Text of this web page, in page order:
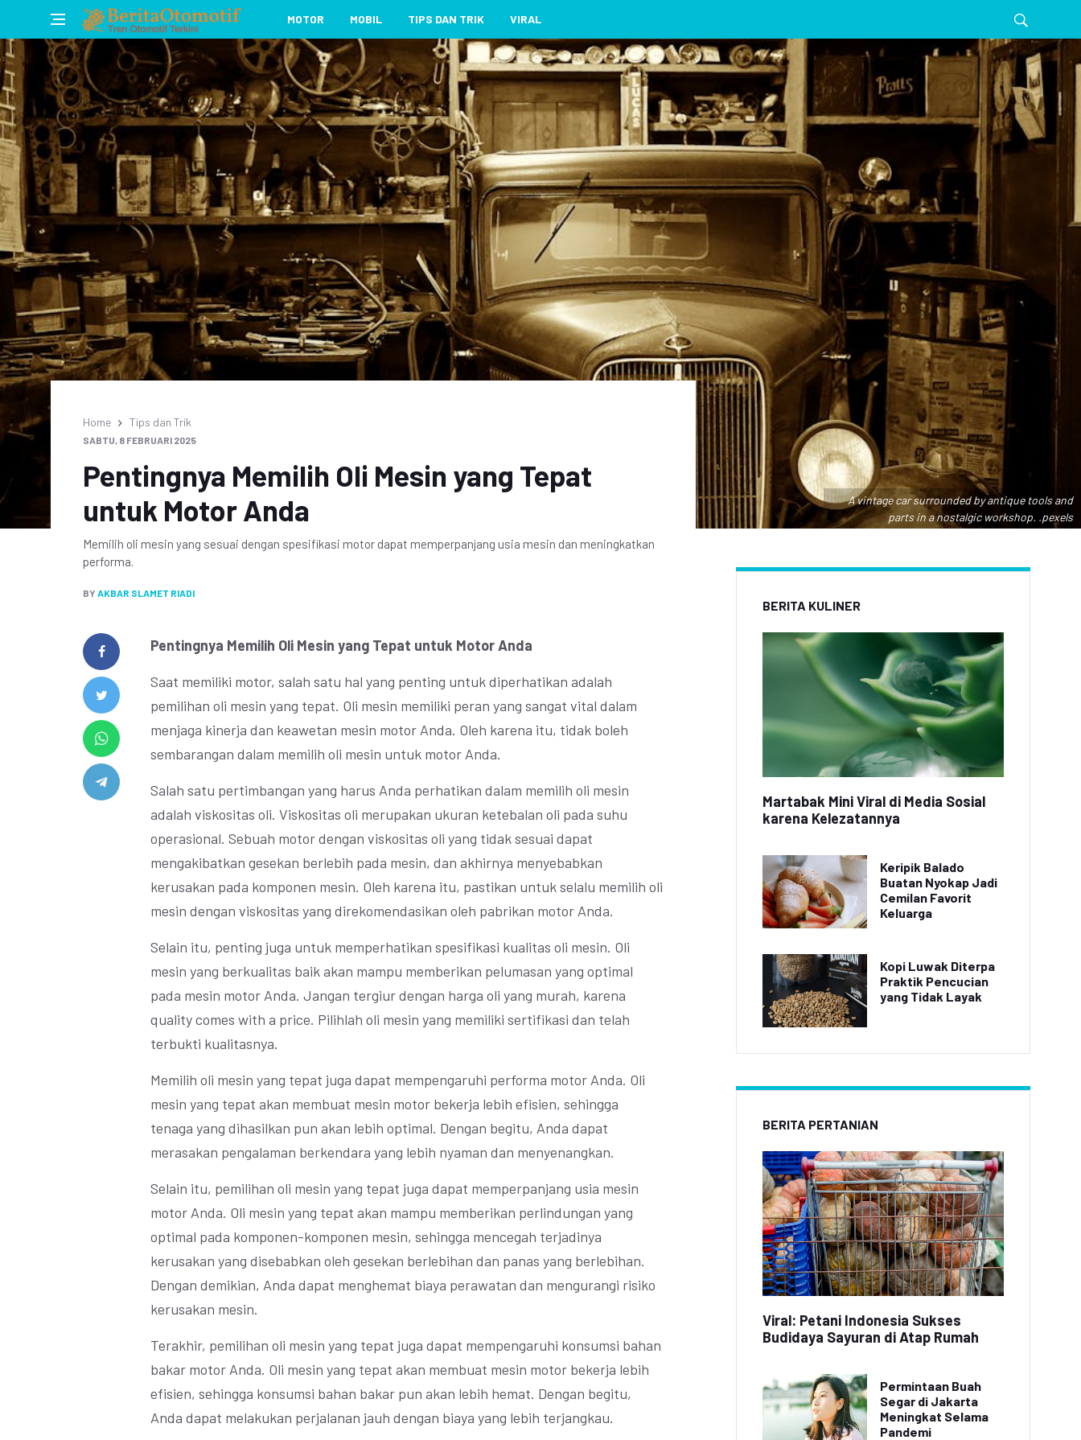
MOTOR MOBIL TIPS DAN TRIK VIRAL
A vintage car surrounded by antique tools and
parts in a nostalgic workshop. .pexels
Home Tips dan Trik
SABTU, 8 FEBRUARI 2025
Pentingnya Memilih Oli Mesin yang Tepat
untuk Motor Anda
Memilih oli mesin yang sesuai dengan spesifikasi motor dapat memperpanjang usia mesin dan meningkatkan
performa.
BY AKBAR SLAMET RIADI
Pentingnya Memilih Oli Mesin yang Tepat untuk Motor Anda
Saat memiliki motor, salah satu hal yang penting untuk diperhatikan adalah
pemilihan oli mesin yang tepat. Oli mesin memiliki peran yang sangat vital dalam
menjaga kinerja dan keawetan mesin motor Anda. Oleh karena itu, tidak boleh
sembarangan dalam memilih oli mesin untuk motor Anda.
Salah satu pertimbangan yang harus Anda perhatikan dalam memilih oli mesin
adalah viskositas oli. Viskositas oli merupakan ukuran ketebalan oli pada suhu
operasional. Sebuah motor dengan viskositas oli yang tidak sesuai dapat
mengakibatkan gesekan berlebih pada mesin, dan akhirnya menyebabkan
kerusakan pada komponen mesin. Oleh karena itu, pastikan untuk selalu memilih oli
mesin dengan viskositas yang direkomendasikan oleh pabrikan motor Anda.
Selain itu, penting juga untuk memperhatikan spesifikasi kualitas oli mesin. Oli
mesin yang berkualitas baik akan mampu memberikan pelumasan yang optimal
pada mesin motor Anda. Jangan tergiur dengan harga oli yang murah, karena
quality comes with a price. Pilihlah oli mesin yang memiliki sertifikasi dan telah
terbukti kualitasnya.
Memilih oli mesin yang tepat juga dapat mempengaruhi performa motor Anda. Oli
mesin yang tepat akan membuat mesin motor bekerja lebih efisien, sehingga
tenaga yang dihasilkan pun akan lebih optimal. Dengan begitu, Anda dapat
merasakan pengalaman berkendara yang lebih nyaman dan menyenangkan.
Selain itu, pemilihan oli mesin yang tepat juga dapat memperpanjang usia mesin
motor Anda. Oli mesin yang tepat akan mampu memberikan perlindungan yang
optimal pada komponen-komponen mesin, sehingga mencegah terjadinya
kerusakan yang disebabkan oleh gesekan berlebihan dan panas yang berlebihan.
Dengan demikian, Anda dapat menghemat biaya perawatan dan mengurangi risiko
kerusakan mesin.
Terakhir, pemilihan oli mesin yang tepat juga dapat mempengaruhi konsumsi bahan
bakar motor Anda. Oli mesin yang tepat akan membuat mesin motor bekerja lebih
efisien, sehingga konsumsi bahan bakar pun akan lebih hemat. Dengan begitu,
Anda dapat melakukan perjalanan jauh dengan biaya yang lebih terjangkau.
BERITA KULINER
Martabak Mini Viral di Media Sosial
karena Kelezatannya
Keripik Balado
Buatan Nyokap Jadi
Cemilan Favorit
Keluarga
Kopi Luwak Diterpa
Praktik Pencucian
yang Tidak Layak
BERITA PERTANIAN
Viral: Petani Indonesia Sukses
Budidaya Sayuran di Atap Rumah
Permintaan Buah
Segar di Jakarta
Meningkat Selama
Pandemi